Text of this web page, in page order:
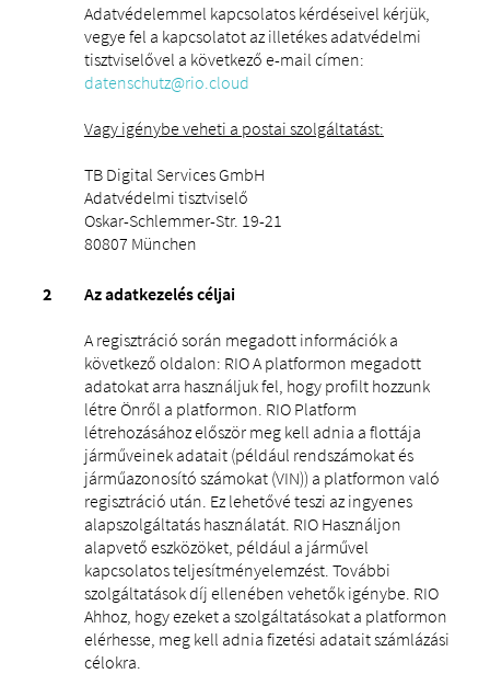
Adatvédelemmel kapcsolatos kérdéseivel kérjük,
vegye fel a kapcsolatot az illetékes adatvédelmi
tisztviselővel a következő e-mail címen:
datenschutz@rio.cloud
Vagy igénybe veheti a postai szolgáltatást:
TB Digital Services GmbH
Adatvédelmi tisztviselő
Oskar-Schlemmer-Str. 19-21
80807 München
Az adatkezelés céljai
A regisztráció során megadott információk a
következő oldalon: RIO A platformon megadott
adatokat arra használjuk fel, hogy profilt hozzunk
létre Önről a platformon. RIO Platform
létrehozásához először meg kell adnia a flottája
járműveinek adatait (például rendszámokat és
járműazonosító számokat (VIN)) a platformon való
regisztráció után. Ez lehetővé teszi az ingyenes
alapszolgáltatás használatát. RIO Használjon
alapvető eszközöket, például a járművel
kapcsolatos teljesítményelemzést. További
szolgáltatások díj ellenében vehetők igénybe. RIO
Ahhoz, hogy ezeket a szolgáltatásokat a platformon
elérhesse, meg kell adnia fizetési adatait számlázási
célokra.